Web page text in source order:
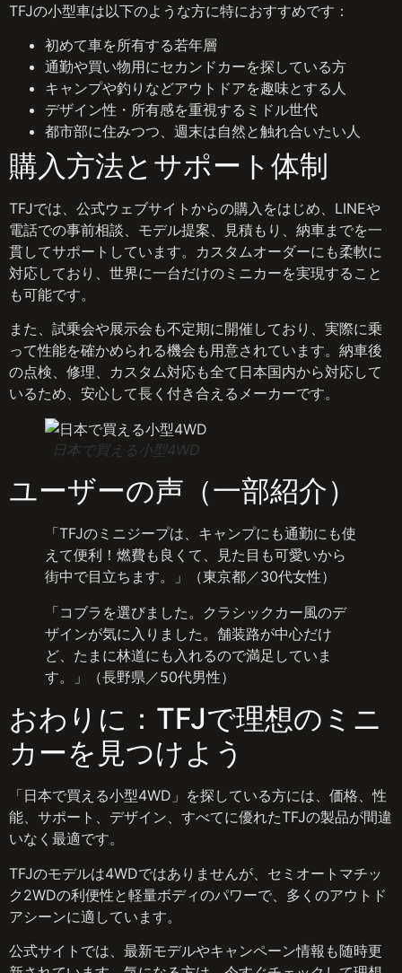
TFJの小型車は以下のような方に特におすすめです：
初めて車を所有する若年層
通勤や買い物用にセカンドカーを探している方
キャンプや釣りなどアウトドアを趣味とする人
デザイン性・所有感を重視するミドル世代
都市部に住みつつ、週末は自然と触れ合いたい人
購入方法とサポート体制
TFJでは、公式ウェブサイトからの購入をはじめ、LINEや
電話での事前相談、モデル提案、見積もり、納車までを一
貫してサポートしています。カスタムオーダーにも柔軟に
対応しており、世界に一台だけのミニカーを実現すること
も可能です。
また、試乗会や展示会も不定期に開催しており、実際に乗
って性能を確かめられる機会も用意されています。納車後
の点検、修理、カスタム対応も全て日本国内から対応して
いるため、安心して長く付き合えるメーカーです。
日本で買える小型4WD
ユーザーの声（一部紹介）
「TFJのミニジープは、キャンプにも通勤にも使
えて便利！燃費も良くて、見た目も可愛いから
街中で目立ちます。」（東京都／30代女性）
「コブラを選びました。クラシックカー風のデ
ザインが気に入りました。舗装路が中心だけ
ど、たまに林道にも入れるので満足していま
す。」（長野県／50代男性）
おわりに：TFJで理想のミニ
カーを見つけよう
「日本で買える小型4WD」を探している方には、価格、性
能、サポート、デザイン、すべてに優れたTFJの製品が間違
いなく最適です。
TFJのモデルは4WDではありませんが、セミオートマチッ
ク2WDの利便性と軽量ボディのパワーで、多くのアウトド
アシーンに適しています。
公式サイトでは、最新モデルやキャンペーン情報も随時更